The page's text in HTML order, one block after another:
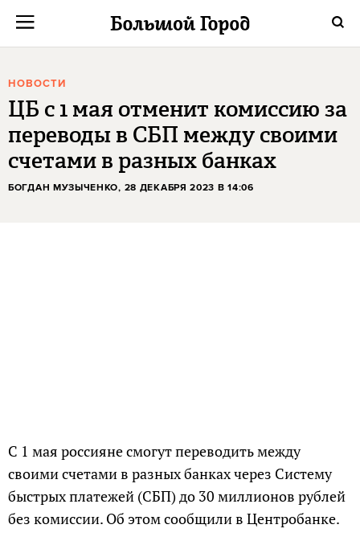
НОВОСТИ
ЦБ с 1 мая отменит комиссию за
переводы в СБП между своими
счетами в разных банках
БОГДАН МУЗЫЧЕНКО, 28 ДЕКАБРЯ 2023 В 14:06
С 1 мая россияне смогут переводить между
своими счетами в разных банках через Систему
быстрых платежей (СБП) до 30 миллионов рублей
без комиссии. Об этом сообщили в Центробанке.